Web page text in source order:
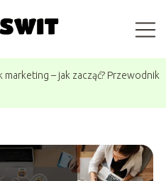
marketing – jak zacząć? Przewodnik